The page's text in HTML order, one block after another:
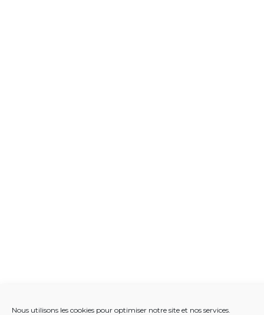
Nous utilisons les cookies pour optimiser notre site et nos services.